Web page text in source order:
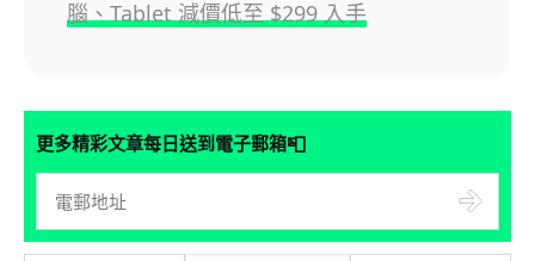
腦、Tablet 減價低至 $299 入手
更多精彩文章每日送到電子郵箱📮